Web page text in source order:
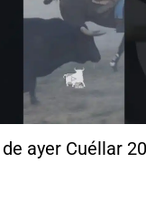
ayer Cuéllar